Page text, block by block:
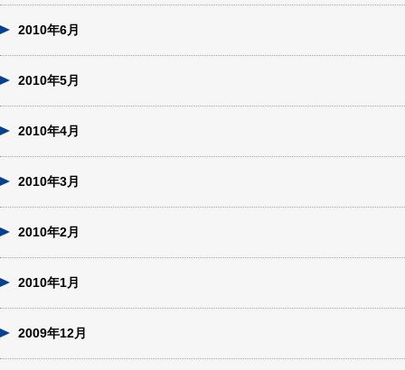
2010年6月
2010年5月
2010年4月
2010年3月
2010年2月
2010年1月
2009年12月